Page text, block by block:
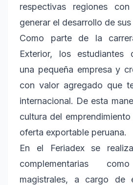
respectivas regiones
generar el desarrollo de
Como parte de la
Exterior, los estudiantes
una pequeña empresa y
con valor agregado que
internacional. De esta
cultura del
oferta exportable peruana.
En el Feriadex se
complementarias
magistrales, a cargo de